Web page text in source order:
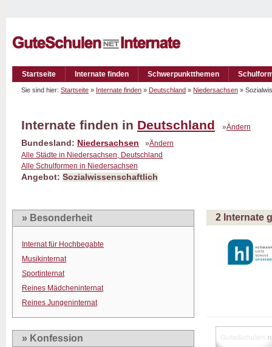
Startseite Internate finden Schwerpunktthemen
Sie sind hier: Startseite » Internate finden » Deutschland » Niedersachsen »
Internate finden in Deutschland »Ändern
Bundesland: Niedersachsen »Ändern
Alle Städte in Niedersachsen, Deutschland
Alle Schulformen in Niedersachsen
Angebot: Sozialwissenschaftlich
» Besonderheit
Internat für Hochbegabte
Musikinternat
Sportinternat
Reines Mädcheninternat
Reines Jungeninternat
» Konfession
2 Internate